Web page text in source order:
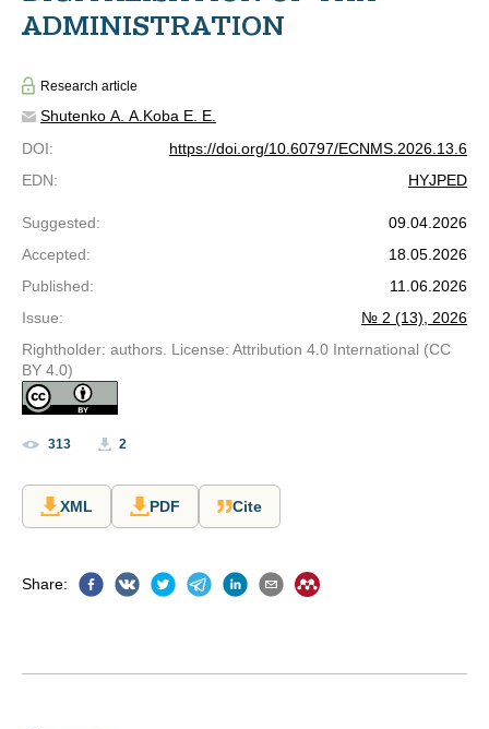
ADMINISTRATION
Research article
Shutenko A. A. Koba E. E.
DOI:
https://doi.org/10.60797/ECNMS.2026.13.6
EDN: HYJPED
Suggested:
09.04.2026
Accepted:
18.05.2026
Published:
11.06.2026
Issue:
№ 2 (13), 2026
Rightholder: authors. License: Attribution 4.0 International (CC
BY 4.0)
313 2
XML PDF Cite
Share: